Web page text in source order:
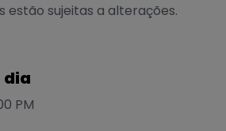
estão sujeitas a alterações.
dia
PM